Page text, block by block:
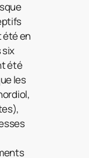
été en
six
été
les